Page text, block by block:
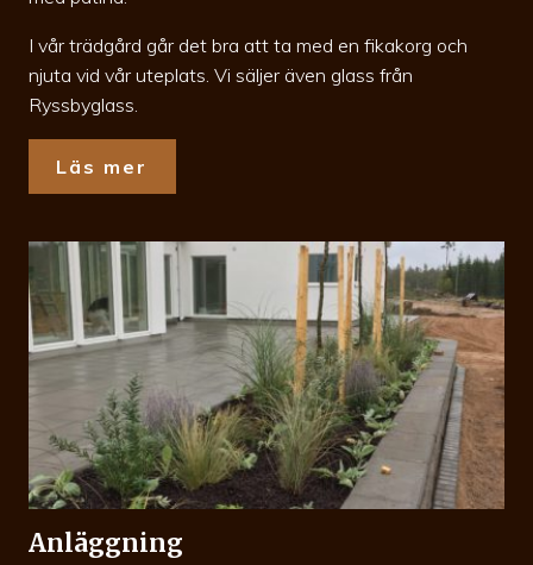
I vår trädgård går det bra att ta med en fikakorg och
njuta vid vår uteplats. Vi säljer även glass från
Ryssbyglass.
Läs mer
Anläggning